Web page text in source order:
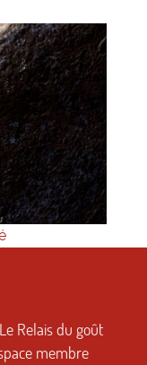
Le Relais du goût
membre